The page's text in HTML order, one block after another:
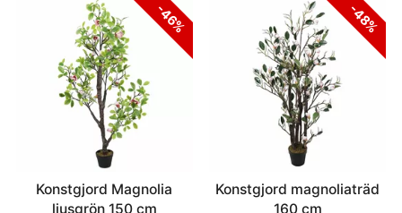
-46%
Konstgjord Magnolia
ljusgrön 150 cm
-48%
Konstgjord magnoliaträd
160 cm